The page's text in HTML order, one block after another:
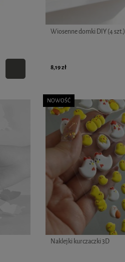
Wiosenne domki DIY (4 szt.)
8,19 zł
Naklejki kurczaczki 3D
NOWOŚĆ